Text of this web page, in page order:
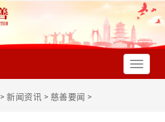
> 新闻资讯 > 慈善要闻 >